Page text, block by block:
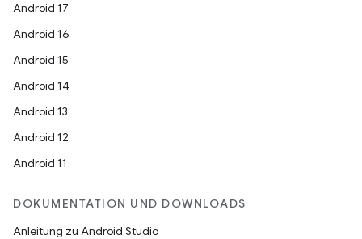
Android 17
Android 16
Android 15
Android 14
Android 13
Android 12
Android 11
DOKUMENTATION UND DOWNLOADS
Anleitung zu Android Studio